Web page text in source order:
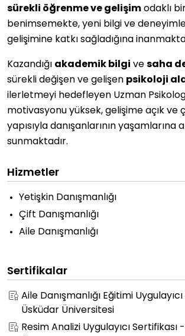
sürekli öğrenme ve gelişim odaklı
benimsemekte, yeni bilgi ve
gelişimine katkı sağladığına
Kazandığı akademik bilgi ve saha
sürekli değişen ve gelişen psikoloji
ilerletmeyi hedefleyen Uzman
motivasyonu yüksek, gelişime açık ve
yapısıyla danışanlarının yaşamlarına
sunmaktadır.
Hizmetler
Yetişkin Danışmanlığı
Çift Danışmanlığı
Aile Danışmanlığı
Sertifikalar
Aile Danışmanlığı Eğitimi
Üsküdar Üniversitesi
Resim Analizi Uygulayıcı Sertifikası